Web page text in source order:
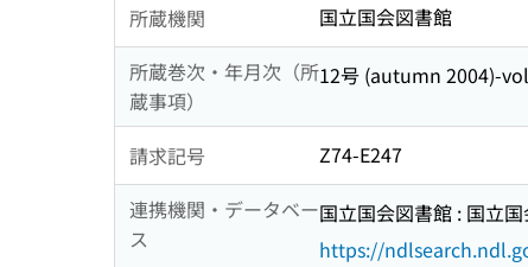
所蔵機関
国立国会図書館
所蔵巻次・年月次（所
蔵事項）
12号 (autumn 2004)-
請求記号
Z74-E247
連携機関・データベー
ス
国立国会図書館 : 国立
https://